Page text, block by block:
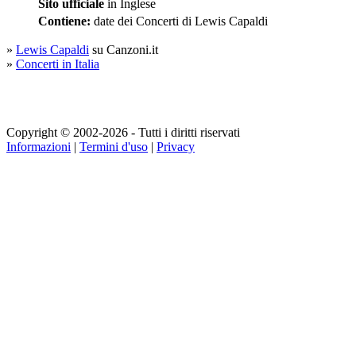
Sito ufficiale in Inglese
Contiene: date dei Concerti di Lewis Capaldi
» Lewis Capaldi su Canzoni.it
» Concerti in Italia
Copyright © 2002-2026 - Tutti i diritti riservati
Informazioni | Termini d'uso | Privacy